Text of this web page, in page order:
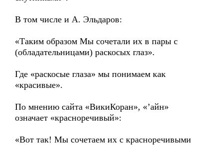
В том числе и А. Эльдаров:
«Таким образом Мы сочетали их в пары с
(обладательницами) раскосых глаз».
Где «раскосые глаза» мы понимаем как
«красивые».
По мнению сайта «ВикиКоран», «’айн»
означает «красноречивый»:
«Вот так! Мы сочетаем их с красноречивыми